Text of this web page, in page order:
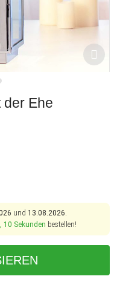
der Ehe
und 13.08.2026.
9 Sekundenbestellen!